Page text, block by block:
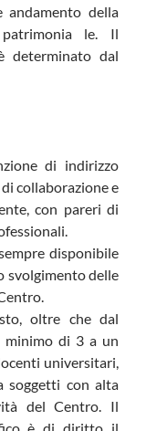
andamento della
le. Il
determinato dal
di indirizzo
collaborazione e
con pareri di
disponibile
svolgimento delle
oltre che dal
minimo di 3 a un
universitari,
soggetti con alta
del Centro. Il